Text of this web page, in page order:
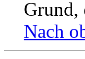
Grund,
Nach